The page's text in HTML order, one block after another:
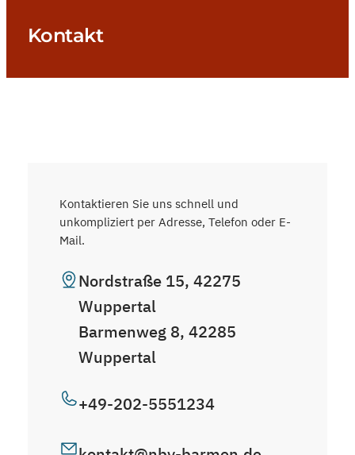
Kontakt
Kontaktieren Sie uns schnell und
unkompliziert per Adresse, Telefon oder E-
Mail.
Nordstraße 15, 42275
Wuppertal
Barmenweg 8, 42285
Wuppertal
+49-202-5551234